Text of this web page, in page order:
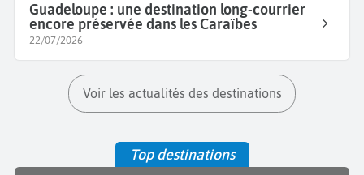
Guadeloupe : une destination long-courrier
encore préservée dans les Caraïbes
22/07/2026
Voir les actualités des destinations
Top destinations